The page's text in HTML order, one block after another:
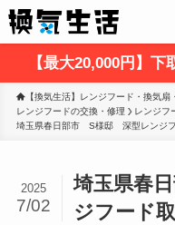
【最大20,000円】
【換気生活】レンジフード・換気扇
レンジフードの交換・修理
レンジフ
埼玉県春日部市　S様邸　深型レンジ
埼玉県春
ジフード
2025
7/02